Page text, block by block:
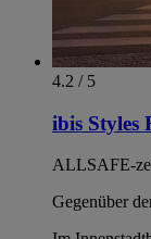
4.2 / 5
ibis Styles
ALLSAFE-
Gegenüber